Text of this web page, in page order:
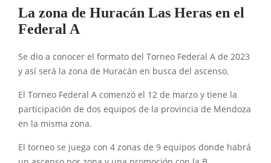
La zona de Huracán Las Heras en el
Federal A
Se dio a conocer el formato del Torneo Federal A de 2023
y así será la zona de Huracán en busca del ascenso.
El Torneo Federal A comenzó el 12 de marzo y tiene la
participación de dos equipos de la provincia de Mendoza
en la misma zona.
El torneo se juega con 4 zonas de 9 equipos donde habrá